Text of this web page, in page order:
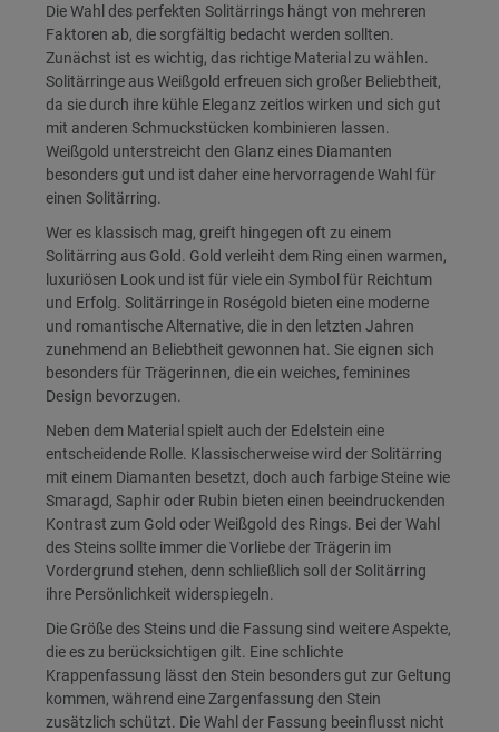
Die Wahl des perfekten Solitärrings hängt von mehreren
Faktoren ab, die sorgfältig bedacht werden sollten.
Zunächst ist es wichtig, das richtige Material zu wählen.
Solitärringe aus Weißgold erfreuen sich großer Beliebtheit,
da sie durch ihre kühle Eleganz zeitlos wirken und sich gut
mit anderen Schmuckstücken kombinieren lassen.
Weißgold unterstreicht den Glanz eines Diamanten
besonders gut und ist daher eine hervorragende Wahl für
einen Solitärring.
Wer es klassisch mag, greift hingegen oft zu einem
Solitärring aus Gold. Gold verleiht dem Ring einen warmen,
luxuriösen Look und ist für viele ein Symbol für Reichtum
und Erfolg. Solitärringe in Roségold bieten eine moderne
und romantische Alternative, die in den letzten Jahren
zunehmend an Beliebtheit gewonnen hat. Sie eignen sich
besonders für Trägerinnen, die ein weiches, feminines
Design bevorzugen.
Neben dem Material spielt auch der Edelstein eine
entscheidende Rolle. Klassischerweise wird der Solitärring
mit einem Diamanten besetzt, doch auch farbige Steine wie
Smaragd, Saphir oder Rubin bieten einen beeindruckenden
Kontrast zum Gold oder Weißgold des Rings. Bei der Wahl
des Steins sollte immer die Vorliebe der Trägerin im
Vordergrund stehen, denn schließlich soll der Solitärring
ihre Persönlichkeit widerspiegeln.
Die Größe des Steins und die Fassung sind weitere Aspekte,
die es zu berücksichtigen gilt. Eine schlichte
Krappenfassung lässt den Stein besonders gut zur Geltung
kommen, während eine Zargenfassung den Stein
zusätzlich schützt. Die Wahl der Fassung beeinflusst nicht